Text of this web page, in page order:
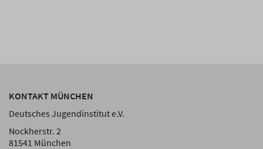
KONTAKT MÜNCHEN
Deutsches Jugendinstitut e.V.
Nockherstr. 2
81541 München